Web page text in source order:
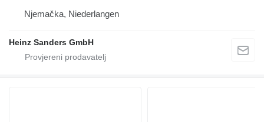
Njemačka, Niederlangen
Heinz Sanders GmbH